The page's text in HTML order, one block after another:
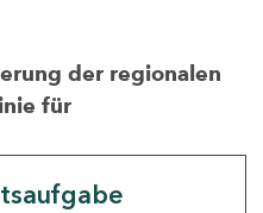
der regionalen
für